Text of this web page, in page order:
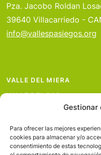
Gestionar
Para ofrecer las mejores
cookies para almacenar y/o
consentimiento de estas
Pza. Jacobo Roldan
39640 Villacarriedo -
info@vallespasiegos.org
VALLE DEL MIERA
VALLE DEL PAS
VALLE DEL PISUEÑA
PROYECTOS
SERVICIOS